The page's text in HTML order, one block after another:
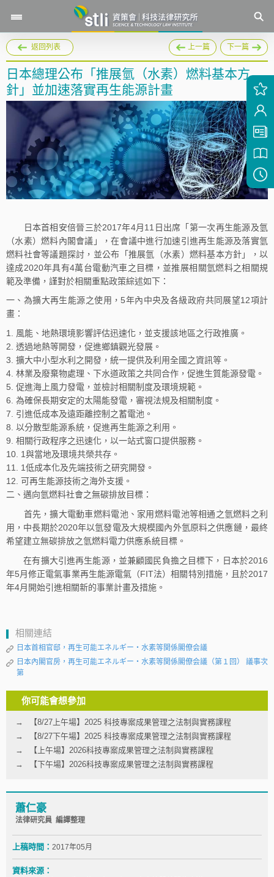
返回列表 上一篇 下一篇
日本總理公布「推展氫（水素）燃料基本方
針」並加速落實再生能源計畫
日本首相安倍晉三於2017年4月11日出席「第一次再生能源及氫
（水素）燃料內閣會議」，在會議中進行加速引進再生能源及落實氫
燃料社會等議題探討，並公布「推展氫（水素）燃料基本方針」，以
達成2020年具有4萬台電動汽車之目標，並推展相關氫燃料之相關規
範及準備，謹對於相關重點政策綜述如下：
一、為擴大再生能源之使用，5年內中央及各級政府共同展望12項計
畫：
風能、地熱環境影響評估迅速化，並支援該地區之行政推廣。
透過地熱等開發，促進鄉鎮觀光發展。
擴大中小型水利之開發，統一提供及利用全國之資訊等。
林業及廢棄物處理、下水道政策之共同合作，促進生質能源發電。
促進海上風力發電，並檢討相關制度及環境規範。
為確保長期安定的太陽能發電，審視法規及相關制度。
引進低成本及遠距離控制之蓄電池。
以分散型能源系統，促進再生能源之利用。
相關行政程序之迅速化，以一站式窗口提供服務。
1與當地及環境共榮共存。
1低成本化及先端技術之研究開發。
可再生能源技術之海外支援。
二、邁向氫燃料社會之無碳排放目標：
首先，擴大電動車燃料電池、家用燃料電池等相通之氫燃料之利
用，中長期於2020年以氫發電及大規模國內外氫原料之供應鏈，最終
希望建立無碳排放之氫燃料電力供應系統目標。
在有擴大引進再生能源，並兼顧國民負擔之目標下，日本於2016
年5月修正電氣事業再生能源電氣（FIT法）相關特別措施，且於2017
年4月開始引進相關新的事業計畫及措施。
相關連結
日本首相官邸，再生可能エネルギー・水素等関係閣僚会議
日本內閣官房，再生可能エネルギー・水素等関係閣僚会議（第１回） 議事次
第
你可能會想參加
【8/27上午場】2025 科技專案成果管理之法制與實務課程
【8/27下午場】2025 科技專案成果管理之法制與實務課程
【上午場】2026科技專案成果管理之法制與實務課程
【下午場】2026科技專案成果管理之法制與實務課程
蕭仁豪
法律研究員 編譯整理
上稿時間： 2017年05月
資料來源：